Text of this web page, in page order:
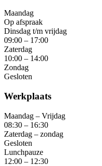
Maandag
Op afspraak
Dinsdag t/m vrijdag
09:00 – 17:00
Zaterdag
10:00 – 14:00
Zondag
Gesloten
Werkplaats
Maandag – Vrijdag
08:30 – 16:30
Zaterdag – zondag
Gesloten
Lunchpauze
12:00 – 12:30